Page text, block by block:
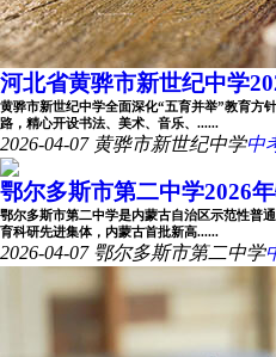
河北省黄骅市新世纪中学
黄骅市新世纪中学全面深化“五育并举”教育方
路，精心开设书法、美术、音乐、......
2026-04-07 黄骅市新世纪中学中
鄂尔多斯市第二中学2026
鄂尔多斯市第二中学是内蒙古自治区示范性普
育科研先进集体，内蒙古首批新高......
2026-04-07 鄂尔多斯市第二中学